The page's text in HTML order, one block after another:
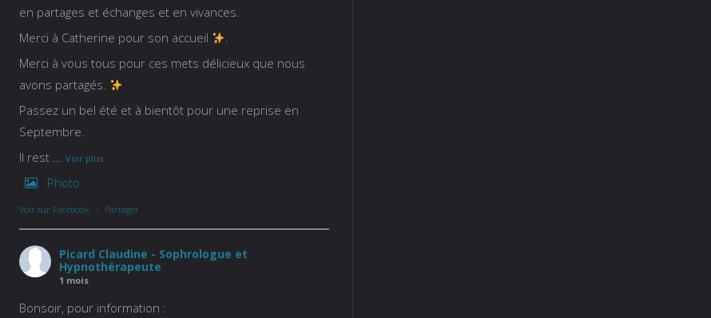
en partages et échanges et en vivances.
Merci à Catherine pour son accueil
.
Merci à vous tous pour ces mets délicieux que nous
avons partagés.
Passez un bel été et à bientôt pour une reprise en
Septembre.
Il rest ... Voir plus
Photo
Voir sur Facebook · Partager
Picard Claudine - Sophrologue et
Hypnothérapeute
1 mois
Bonsoir, pour information :